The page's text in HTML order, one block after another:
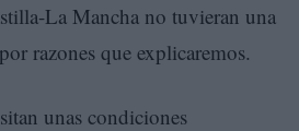
La Mancha no tuvieran una
razones que explicaremos.
unas condiciones